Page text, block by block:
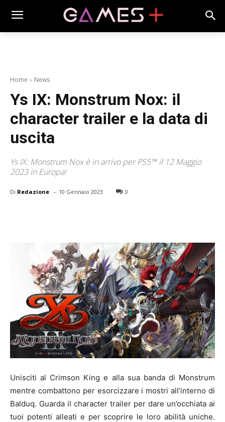
Home News
Ys IX: Monstrum Nox: il
character trailer e la data di
uscita
Ys IX: Monstrum Nox è in arrivo per PS5™ il 12 Maggio
2023 in Europa!
Di Redazione - 10 Gennaio 2023 0
Unisciti al Crimson King e alla sua banda di Monstrum
mentre combattono per esorcizzare i mostri all’interno di
Balduq. Guarda il character trailer per dare un’occhiata ai
tuoi potenti alleati e per scoprire le loro abilità uniche.